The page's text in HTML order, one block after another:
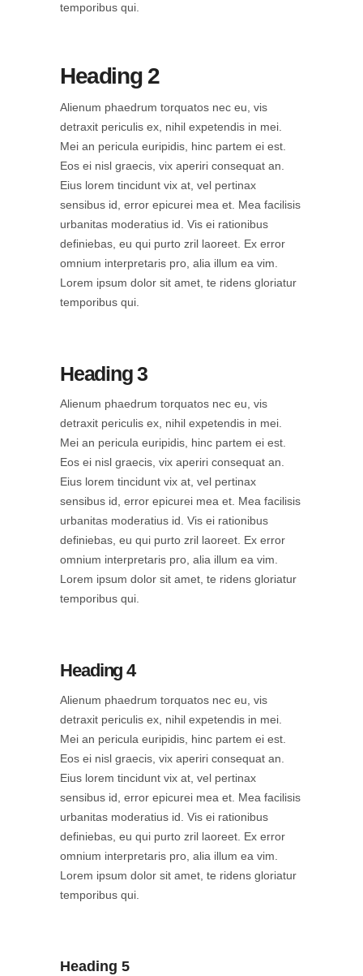
temporibus qui.
Heading 2
Alienum phaedrum torquatos nec eu, vis
detraxit periculis ex, nihil expetendis in mei.
Mei an pericula euripidis, hinc partem ei est.
Eos ei nisl graecis, vix aperiri consequat an.
Eius lorem tincidunt vix at, vel pertinax
sensibus id, error epicurei mea et. Mea facilisis
urbanitas moderatius id. Vis ei rationibus
definiebas, eu qui purto zril laoreet. Ex error
omnium interpretaris pro, alia illum ea vim.
Lorem ipsum dolor sit amet, te ridens gloriatur
temporibus qui.
Heading 3
Alienum phaedrum torquatos nec eu, vis
detraxit periculis ex, nihil expetendis in mei.
Mei an pericula euripidis, hinc partem ei est.
Eos ei nisl graecis, vix aperiri consequat an.
Eius lorem tincidunt vix at, vel pertinax
sensibus id, error epicurei mea et. Mea facilisis
urbanitas moderatius id. Vis ei rationibus
definiebas, eu qui purto zril laoreet. Ex error
omnium interpretaris pro, alia illum ea vim.
Lorem ipsum dolor sit amet, te ridens gloriatur
temporibus qui.
Heading 4
Alienum phaedrum torquatos nec eu, vis
detraxit periculis ex, nihil expetendis in mei.
Mei an pericula euripidis, hinc partem ei est.
Eos ei nisl graecis, vix aperiri consequat an.
Eius lorem tincidunt vix at, vel pertinax
sensibus id, error epicurei mea et. Mea facilisis
urbanitas moderatius id. Vis ei rationibus
definiebas, eu qui purto zril laoreet. Ex error
omnium interpretaris pro, alia illum ea vim.
Lorem ipsum dolor sit amet, te ridens gloriatur
temporibus qui.
Heading 5